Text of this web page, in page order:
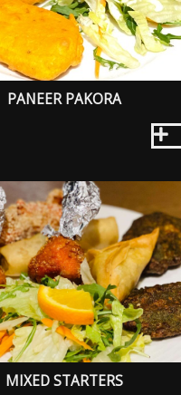
PANEER PAKORA
MIXED STARTERS